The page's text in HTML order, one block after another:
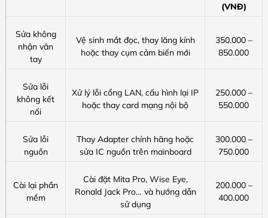
(VNĐ)
Sửa không
nhận vân
tay
Vệ sinh mắt đọc, thay lăng kính
hoặc thay cụm cảm biến mới
350.000 –
850.000
Sửa lỗi
không kết
nối
Xử lý lỗi cổng LAN, cấu hình lại IP
hoặc thay card mạng nội bộ
250.000 –
550.000
Sửa lỗi
nguồn
Thay Adapter chính hãng hoặc
sửa IC nguồn trên mainboard
300.000 –
750.000
Cài lại phần
mềm
Cài đặt Mita Pro, Wise Eye,
Ronald Jack Pro… và hướng dẫn
sử dụng
200.000 –
400.000